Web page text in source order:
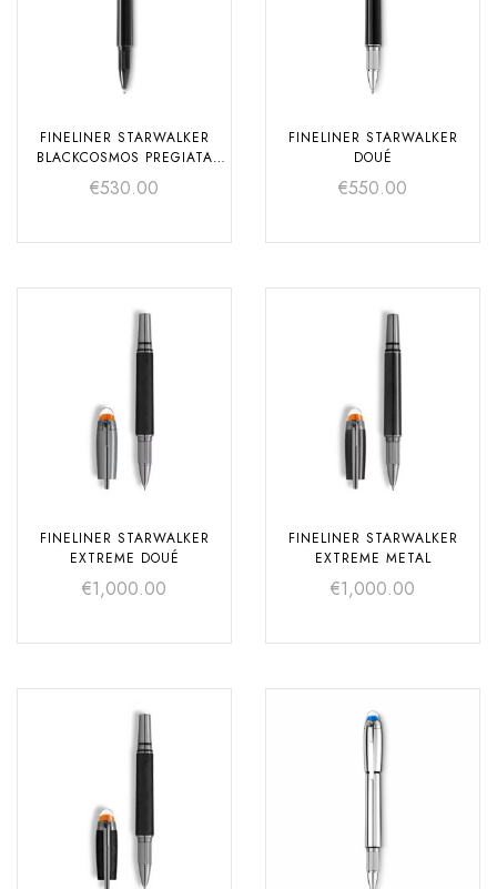
FINELINER STARWALKER
BLACKCOSMOS PREGIATA
RESINA
€530.00
FINELINER STARWALKER
DOUÉ
€550.00
FINELINER STARWALKER
EXTREME DOUÉ
€1,000.00
FINELINER STARWALKER
EXTREME METAL
€1,000.00